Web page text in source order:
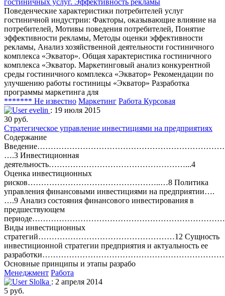
гостиничных услуг. Эффективность рекламы
Поведенческие характеристики потребителей услуг
гостиничной индустрии: Факторы, оказывающие влияние на
потребителей, Мотивы поведения потребителей, Понятие
эффективности рекламы, Методы оценки эффективности
рекламы, Анализ хозяйственной деятельности гостиничного
комплекса «Экватор». Общая характеристика гостиничного
комплекса «Экватор. Маркетинговый анализ конкурентной
среды гостиничного комплекса «Экватор» Рекомендации по
улучшению работы гостиницы «Экватор» Разработка
программы маркетинга для
******* Не известно Маркетинг Работа Курсовая
evelin : 19 июля 2015
30 руб.
Стратегическое управление инвестициями на предприятиях
Содержание
….3 Инвестиционная
деятельность……………………………………………...4
Оценка инвестиционных
рисков…………………………………………..…8 Политика
управления финансовыми инвестициями на предприятии….
….9 Анализ состояния финансового инвестирования в
предшествующем
Виды инвестиционных
стратегий……………………………………………12 Сущность
инвестиционной стратегии предприятия и актуальность ее
Основные принципы и этапы разрабо
Менеджмент Работа
Slolka : 2 апреля 2014
5 руб.